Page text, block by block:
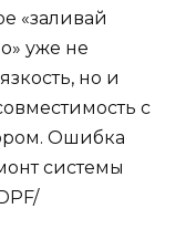
«заливай
уже не
но и
с
Ошибка
системы